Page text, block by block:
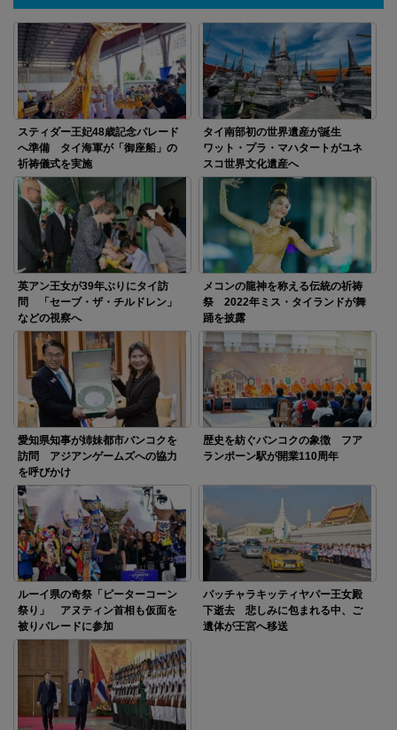
スティダー王妃48歳記念パレード
へ準備 タイ海軍が「御座船」の
祈祷儀式を実施
タイ南部初の世界遺産が誕生
ワット・プラ・マハタートがユネ
スコ世界文化遺産へ
英アン王女が39年ぶりにタイ訪
問 「セーブ・ザ・チルドレン」
などの視察へ
メコンの龍神を称える伝統の祈祷
祭 2022年ミス・タイランドが舞
踊を披露
愛知県知事が姉妹都市バンコクを
訪問 アジアンゲームズへの協力
を呼びかけ
歴史を紡ぐバンコクの象徴 フア
ランポーン駅が開業110周年
ルーイ県の奇祭「ピーターコーン
祭り」 アヌティン首相も仮面を
被りパレードに参加
パッチャラキッティヤパー王女殿
下逝去 悲しみに包まれる中、ご
遺体が王宮へ移送